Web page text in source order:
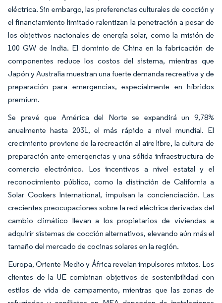
eléctrica. Sin embargo, las preferencias culturales de cocción y
el financiamiento limitado ralentizan la penetración a pesar de
los objetivos nacionales de energía solar, como la misión de
100 GW de India. El dominio de China en la fabricación de
componentes reduce los costos del sistema, mientras que
Japón y Australia muestran una fuerte demanda recreativa y de
preparación para emergencias, especialmente en híbridos
premium.
Se prevé que América del Norte se expandirá un 9,78%
anualmente hasta 2031, el más rápido a nivel mundial. El
crecimiento proviene de la recreación al aire libre, la cultura de
preparación ante emergencias y una sólida infraestructura de
comercio electrónico. Los incentivos a nivel estatal y el
reconocimiento público, como la distinción de California a
Solar Cookers International, impulsan la concienciación. Las
crecientes preocupaciones sobre la red eléctrica derivadas del
cambio climático llevan a los propietarios de viviendas a
adquirir sistemas de cocción alternativos, elevando aún más el
tamaño del mercado de cocinas solares en la región.
Europa, Oriente Medio y África revelan impulsores mixtos. Los
clientes de la UE combinan objetivos de sostenibilidad con
estilos de vida de campamento, mientras que las zonas de